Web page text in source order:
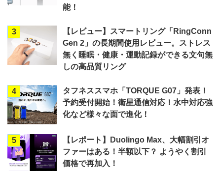
能！
3
【レビュー】スマートリング「RingConn
Gen 2」の長期間使用レビュー。ストレス
無く睡眠・健康・運動記録ができる文句無
しの高品質リング
4
タフネススマホ「TORQUE G07」発表！
予約受付開始！衛星通信対応！水中対応強
化など様々な面で進化！
5
【レポート】Duolingo Max、大幅割引オ
ファーはある！半額以下？ ようやく割引
価格で再加入！